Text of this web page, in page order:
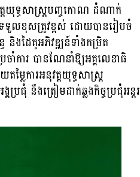
ត្តយុទ្ធសាស្ត្របញ្ចកោណ ដំណាក់
ទទួលខុសត្រូវខ្ពស់ ដោយបានរៀបចំ
និងដៃគូអភិវឌ្ឍន៍ទាំងកម្រិត
ាំការ បានណែនាំឱ្យអគ្គលេខាធិ
លៃការអនុវត្តយុទ្ធសាស្ត្រ
ជុំ នឹងត្រៀមដាក់ឆ្លងកិច្ចប្រជុំអន្ដរ